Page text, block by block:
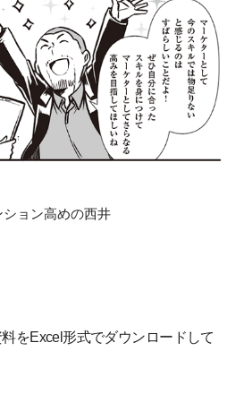
ション高めの西井
をExcel形式でダウンロードして